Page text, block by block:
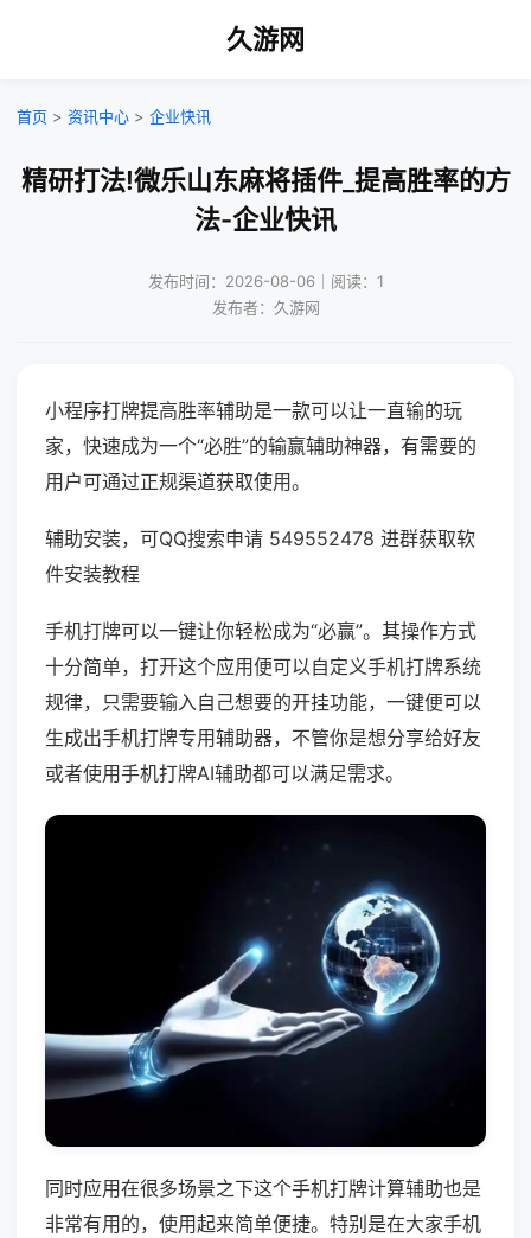
久游网
首页 > 资讯中心 > 企业快讯
精研打法!微乐山东麻将插件_提高胜率的方
法-企业快讯
发布时间：2026-08-06｜阅读：1
发布者：久游网
小程序打牌提高胜率辅助是一款可以让一直输的玩
家，快速成为一个“必胜”的输赢辅助神器，有需要的
用户可通过正规渠道获取使用。
辅助安装，可QQ搜索申请 549552478 进群获取软
件安装教程
手机打牌可以一键让你轻松成为“必赢”。其操作方式
十分简单，打开这个应用便可以自定义手机打牌系统
规律，只需要输入自己想要的开挂功能，一键便可以
生成出手机打牌专用辅助器，不管你是想分享给好友
或者使用手机打牌AI辅助都可以满足需求。
同时应用在很多场景之下这个手机打牌计算辅助也是
非常有用的，使用起来简单便捷。特别是在大家手机